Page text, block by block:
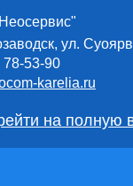
ул.
53-90
karelia.ru
на полную